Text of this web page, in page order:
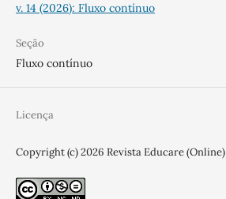
v. 14 (2026): Fluxo contínuo
Seção
Fluxo contínuo
Licença
Copyright (c) 2026 Revista Educare (Online)